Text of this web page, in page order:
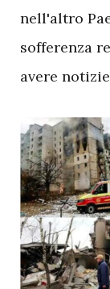
nell'altro
sofferenza
avere